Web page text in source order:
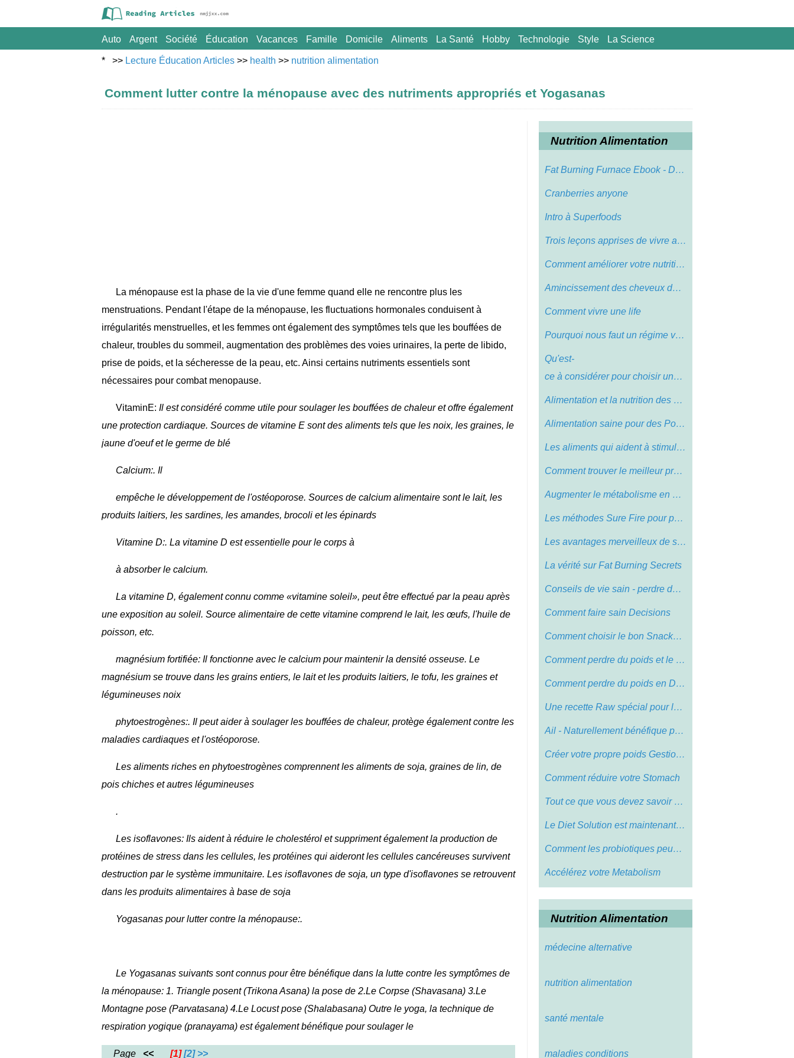
Auto Argent Société Éducation Vacances Famille Domicile Aliments La Santé Hobby Technologie Style La Science
Sport Voyage
* >> Lecture Éducation Articles >> health >> nutrition alimentation
Comment lutter contre la ménopause avec des nutriments appropriés et Yogasanas
La ménopause est la phase de la vie d'une femme quand elle ne rencontre plus les
menstruations. Pendant l'étape de la ménopause, les fluctuations hormonales conduisent à
irrégularités menstruelles, et les femmes ont également des symptômes tels que les bouffées de
chaleur, troubles du sommeil, augmentation des problèmes des voies urinaires, la perte de libido,
prise de poids, et la sécheresse de la peau, etc. Ainsi certains nutriments essentiels sont
nécessaires pour combat menopause.
VitaminE: Il est considéré comme utile pour soulager les bouffées de chaleur et offre également
une protection cardiaque. Sources de vitamine E sont des aliments tels que les noix, les graines, le
jaune d'oeuf et le germe de blé
Calcium:. Il
empêche le développement de l'ostéoporose. Sources de calcium alimentaire sont le lait, les
produits laitiers, les sardines, les amandes, brocoli et les épinards
Vitamine D:. La vitamine D est essentielle pour le corps à
à absorber le calcium.
La vitamine D, également connu comme «vitamine soleil», peut être effectué par la peau après
une exposition au soleil. Source alimentaire de cette vitamine comprend le lait, les œufs, l'huile de
poisson, etc.
magnésium fortifiée: Il fonctionne avec le calcium pour maintenir la densité osseuse. Le
magnésium se trouve dans les grains entiers, le lait et les produits laitiers, le tofu, les graines et
légumineuses noix
phytoestrogènes:. Il peut aider à soulager les bouffées de chaleur, protège également contre les
maladies cardiaques et l'ostéoporose.
Les aliments riches en phytoestrogènes comprennent les aliments de soja, graines de lin, de
pois chiches et autres légumineuses
.
Les isoflavones: Ils aident à réduire le cholestérol et suppriment également la production de
protéines de stress dans les cellules, les protéines qui aideront les cellules cancéreuses survivent
destruction par le système immunitaire. Les isoflavones de soja, un type d'isoflavones se retrouvent
dans les produits alimentaires à base de soja
Yogasanas pour lutter contre la ménopause:.
Le Yogasanas suivants sont connus pour être bénéfique dans la lutte contre les symptômes de
la ménopause: 1. Triangle posent (Trikona Asana) la pose de 2.Le Corpse (Shavasana) 3.Le
Montagne pose (Parvatasana) 4.Le Locust pose (Shalabasana) Outre le yoga, la technique de
respiration yogique (pranayama) est également bénéfique pour soulager le
Page << [1] [2] >>
Nutrition Alimentation
Fat Burning Furnace Ebook - Découvrez P…
Cranberries anyone
Intro à Superfoods
Trois leçons apprises de vivre avec Tri…
Comment améliorer votre nutrition aujou…
Amincissement des cheveux dans votre ado…
Comment vivre une life
Pourquoi nous faut un régime végétari…
Qu'est-
ce à considérer pour choisir un…
Alimentation et la nutrition des aliment…
Alimentation saine pour des Poids Loss
Les aliments qui aident à stimuler et a…
Comment trouver le meilleur programme de…
Augmenter le métabolisme en mangeant un…
Les méthodes Sure Fire pour perdre du p…
Les avantages merveilleux de santé Prod…
La vérité sur Fat Burning Secrets
Conseils de vie sain - perdre du poids e…
Comment faire sain Decisions
Comment choisir le bon Snacks Pour Runne…
Comment perdre du poids et le maintenir …
Comment perdre du poids en Decluttering …
Une recette Raw spécial pour le 4ème J…
Ail - Naturellement bénéfique pour vot…
Créer votre propre poids Gestion Progra…
Comment réduire votre Stomach
Tout ce que vous devez savoir sur la mé…
Le Diet Solution est maintenant le meill…
Comment les probiotiques peuvent aider v…
Accélérez votre Metabolism
Nutrition Alimentation
médecine alternative
nutrition alimentation
santé mentale
maladies conditions